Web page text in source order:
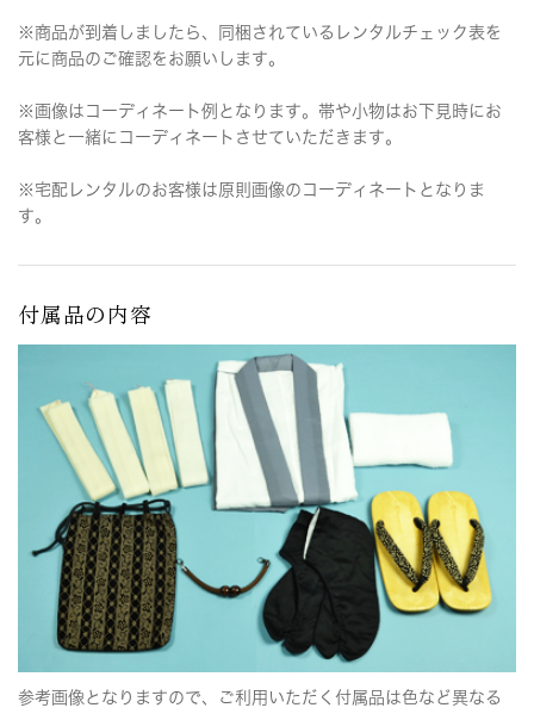
※商品が到着しましたら、同梱されているレンタルチェック表を
元に商品のご確認をお願いします。
※画像はコーディネート例となります。帯や小物はお下見時にお
客様と一緒にコーディネートさせていただきます。
※宅配レンタルのお客様は原則画像のコーディネートとなりま
す。
付属品の内容
参考画像となりますので、ご利用いただく付属品は色など異なる